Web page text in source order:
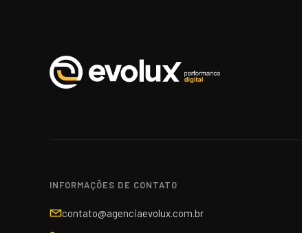
INFORMAÇÕES DE CONTATO
contato@agenciaevolux.com.br